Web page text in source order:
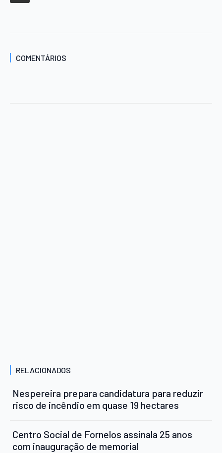
COMENTÁRIOS
RELACIONADOS
Nespereira prepara candidatura para reduzir
risco de incêndio em quase 19 hectares
Centro Social de Fornelos assinala 25 anos
com inauguração de memorial